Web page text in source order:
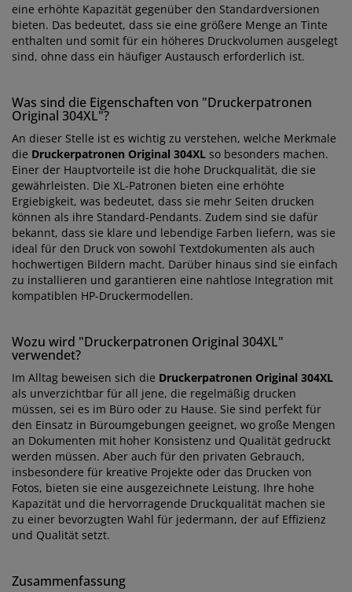
eine erhöhte Kapazität gegenüber den Standardversionen
bieten. Das bedeutet, dass sie eine größere Menge an Tinte
enthalten und somit für ein höheres Druckvolumen ausgelegt
sind, ohne dass ein häufiger Austausch erforderlich ist.
Was sind die Eigenschaften von "Druckerpatronen
Original 304XL"?
An dieser Stelle ist es wichtig zu verstehen, welche Merkmale
die Druckerpatronen Original 304XL so besonders machen.
Einer der Hauptvorteile ist die hohe Druckqualität, die sie
gewährleisten. Die XL-Patronen bieten eine erhöhte
Ergiebigkeit, was bedeutet, dass sie mehr Seiten drucken
können als ihre Standard-Pendants. Zudem sind sie dafür
bekannt, dass sie klare und lebendige Farben liefern, was sie
ideal für den Druck von sowohl Textdokumenten als auch
hochwertigen Bildern macht. Darüber hinaus sind sie einfach
zu installieren und garantieren eine nahtlose Integration mit
kompatiblen HP-Druckermodellen.
Wozu wird "Druckerpatronen Original 304XL"
verwendet?
Im Alltag beweisen sich die Druckerpatronen Original 304XL
als unverzichtbar für all jene, die regelmäßig drucken
müssen, sei es im Büro oder zu Hause. Sie sind perfekt für
den Einsatz in Büroumgebungen geeignet, wo große Mengen
an Dokumenten mit hoher Konsistenz und Qualität gedruckt
werden müssen. Aber auch für den privaten Gebrauch,
insbesondere für kreative Projekte oder das Drucken von
Fotos, bieten sie eine ausgezeichnete Leistung. Ihre hohe
Kapazität und die hervorragende Druckqualität machen sie
zu einer bevorzugten Wahl für jedermann, der auf Effizienz
und Qualität setzt.
Zusammenfassung